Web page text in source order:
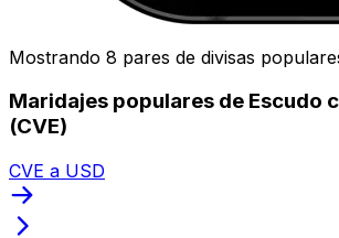
Mostrando 8 pares de divisas
Maridajes populares de Escudo
(CVE)
CVE a USD